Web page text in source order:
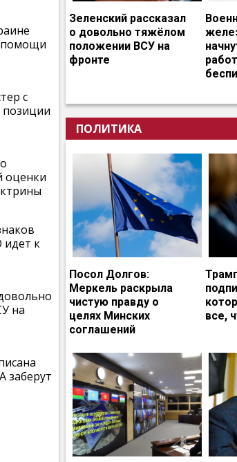
помощи
с
оценки
идет к
на
заберут
Зеленский рассказал
о довольно тяжёлом
положении ВСУ на
фронте
ПОЛИТИКА
Посол Долгов:
Меркель раскрыла
чистую правду о
целях Минских
соглашений
все,